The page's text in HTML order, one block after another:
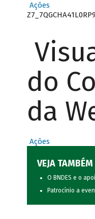
Ações
do
da
Ações
VEJA TAMBÉM
O BNDES e o
Patrocínio a